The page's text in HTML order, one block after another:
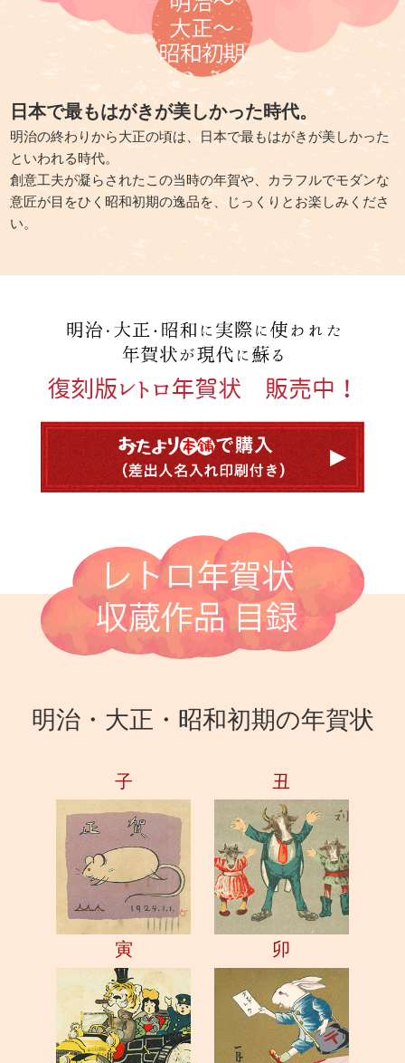
日本で最もはがきが美しかった時代。
明治の終わりから大正の頃は、
日本で最もはがきが美しかった
といわれる時代。
創意工夫が凝らされたこの当時の年賀や、
カラフルでモダンな
意匠が目をひく昭和初期の逸品を、
じっくりとお楽しみくださ
い。
明治・大正・昭和初期の年賀状
子 丑
寅 卯